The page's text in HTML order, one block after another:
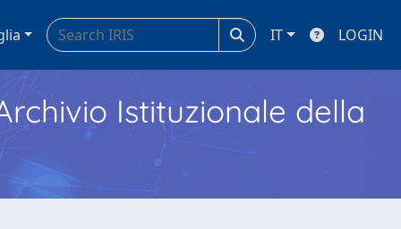
IT LOGIN
Istituzionale della